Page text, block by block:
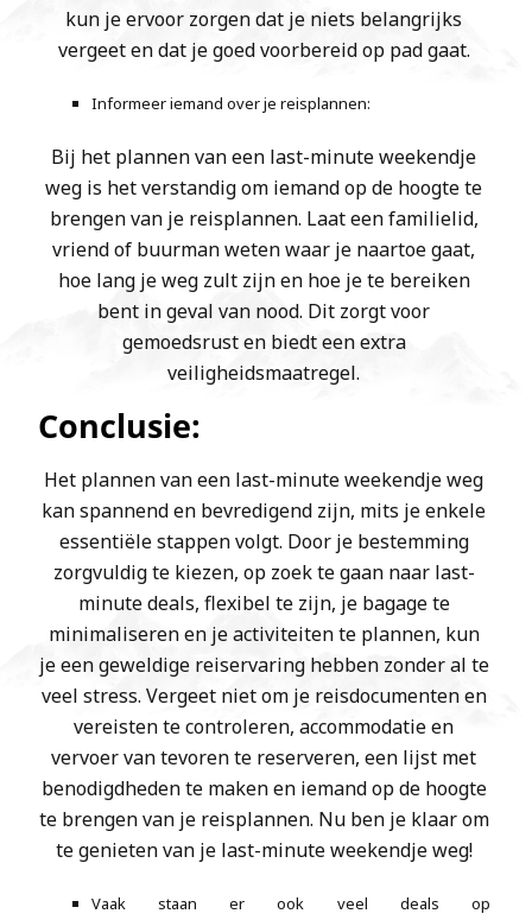
kun je ervoor zorgen dat je niets belangrijks
vergeet en dat je goed voorbereid op pad gaat.
Informeer iemand over je reisplannen:
Bij het plannen van een last-minute weekendje
weg is het verstandig om iemand op de hoogte te
brengen van je reisplannen. Laat een familielid,
vriend of buurman weten waar je naartoe gaat,
hoe lang je weg zult zijn en hoe je te bereiken
bent in geval van nood. Dit zorgt voor
gemoedsrust en biedt een extra
veiligheidsmaatregel.
Conclusie:
Het plannen van een last-minute weekendje weg
kan spannend en bevredigend zijn, mits je enkele
essentiële stappen volgt. Door je bestemming
zorgvuldig te kiezen, op zoek te gaan naar last-
minute deals, flexibel te zijn, je bagage te
minimaliseren en je activiteiten te plannen, kun
je een geweldige reiservaring hebben zonder al te
veel stress. Vergeet niet om je reisdocumenten en
vereisten te controleren, accommodatie en
vervoer van tevoren te reserveren, een lijst met
benodigdheden te maken en iemand op de hoogte
te brengen van je reisplannen. Nu ben je klaar om
te genieten van je last-minute weekendje weg!
Vaak staan er ook veel deals op